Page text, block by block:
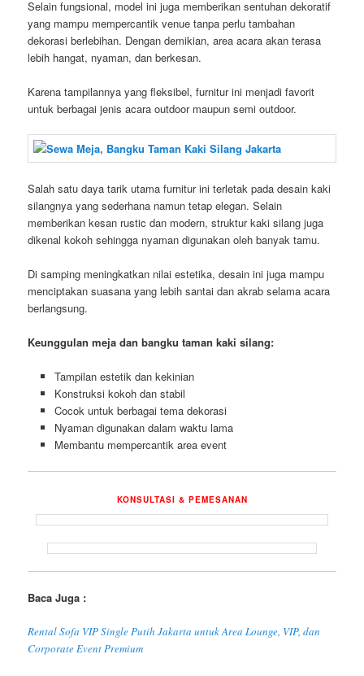
Selain fungsional, model ini juga memberikan sentuhan dekoratif
yang mampu mempercantik venue tanpa perlu tambahan
dekorasi berlebihan. Dengan demikian, area acara akan terasa
lebih hangat, nyaman, dan berkesan.
Karena tampilannya yang fleksibel, furnitur ini menjadi favorit
untuk berbagai jenis acara outdoor maupun semi outdoor.
Salah satu daya tarik utama furnitur ini terletak pada desain kaki
silangnya yang sederhana namun tetap elegan. Selain
memberikan kesan rustic dan modern, struktur kaki silang juga
dikenal kokoh sehingga nyaman digunakan oleh banyak tamu.
Di samping meningkatkan nilai estetika, desain ini juga mampu
menciptakan suasana yang lebih santai dan akrab selama acara
berlangsung.
Keunggulan meja dan bangku taman kaki silang:
Tampilan estetik dan kekinian
Konstruksi kokoh dan stabil
Cocok untuk berbagai tema dekorasi
Nyaman digunakan dalam waktu lama
Membantu mempercantik area event
KONSULTASI & PEMESANAN
Baca Juga :
Rental Sofa VIP Single Putih Jakarta untuk Area Lounge, VIP, dan
Corporate Event Premium